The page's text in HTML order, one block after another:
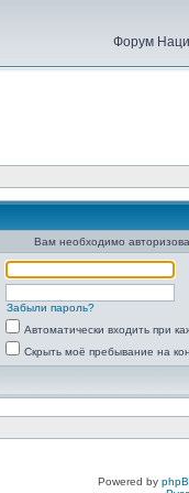
Форум
Вам необходимо
Забыли пароль?
Автоматически входить при
Скрыть моё пребывание на
Powered by